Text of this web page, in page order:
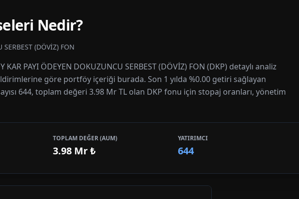
Nedir?
SERBEST (DÖVİZ) FON
PAYI ÖDEYEN DOKUZUNCU SERBEST (DÖVİZ) FON (DKP) detaylı analiz
göre portföy içeriği burada. Son 1 yılda %0.00 getiri sağlayan
644, toplam değeri 3.98 Mr TL olan DKP fonu için stopaj oranları, yönetim
TOPLAM DEĞER (AUM)
3.98 Mr₺
YATIRIMCI
644